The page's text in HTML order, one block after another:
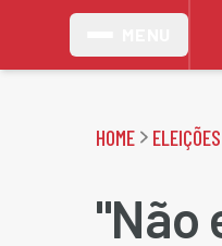
HOME ELEIÇÕES
"Não